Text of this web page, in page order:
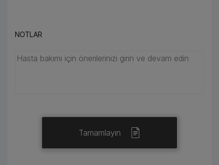
NOTLAR
Tamamlayın